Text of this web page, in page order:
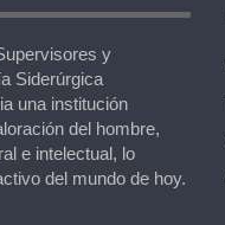
y
Siderúrgica
una institución
del hombre,
e intelectual, lo
del mundo de hoy.